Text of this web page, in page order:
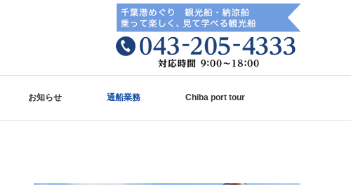
お知らせ 通船業務 Chiba port tour